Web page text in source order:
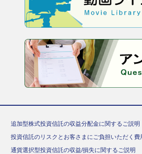
追加型株式投資信託の収益分配金に関するご説明
投資信託のリスクとお客さまにご負担いただく費
通貨選択型投資信託の収益/損失に関するご説明